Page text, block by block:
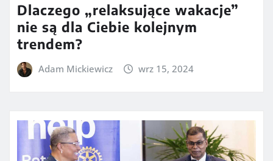
Dlaczego „relaksujące wakacje”
nie są dla Ciebie kolejnym
trendem?
Adam Mickiewicz wrz 15, 2024